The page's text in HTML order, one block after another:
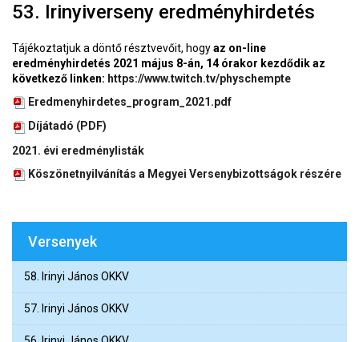
53. Irinyiverseny eredményhirdetés
Tájékoztatjuk a döntő résztvevőit, hogyaz on-line
eredményhirdetés 2021 május 8-án, 14 órakor kezdődik az
következő linken: https://www.twitch.tv/physchempte
Eredmenyhirdetes_program_2021.pdf
Díjátadó (PDF)
2021. évi eredménylisták
Köszönetnyilvánítás a Megyei Versenybizottságok részére
Versenyek
58. Irinyi János OKKV
57. Irinyi János OKKV